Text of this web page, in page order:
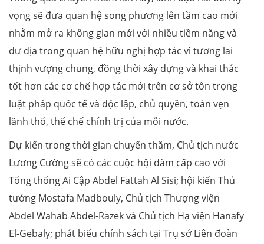
vọng sẽ đưa quan hệ song phương lên tầm cao mới
nhằm mở ra không gian mới với nhiều tiềm năng và
dư địa trong quan hệ hữu nghị hợp tác vì tương lai
thịnh vượng chung, đồng thời xây dựng và khai thác
tốt hơn các cơ chế hợp tác mới trên cơ sở tôn trọng
luật pháp quốc tế và độc lập, chủ quyền, toàn vẹn
lãnh thổ, thể chế chính trị của mỗi nước.
Dự kiến trong thời gian chuyến thăm, Chủ tịch nước
Lương Cường sẽ có các cuộc hội đàm cấp cao với
Tổng thống Ai Cập Abdel Fattah Al Sisi; hội kiến Thủ
tướng Mostafa Madbouly, Chủ tịch Thượng viện
Abdel Wahab Abdel-Razek và Chủ tịch Hạ viện Hanafy
El-Gebaly; phát biểu chính sách tại Trụ sở Liên đoàn